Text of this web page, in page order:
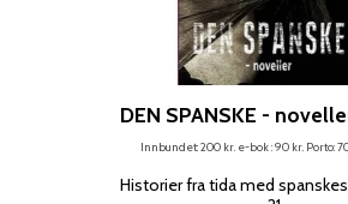
DEN SPANSKE -
Innbundet: 200 kr. e-bok : 90 kr. Porto:
Historier fra tida med